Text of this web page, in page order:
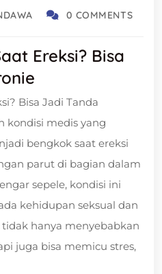
0 COMMENTS
Ereksi? Bisa
Bisa Jadi Tanda
kondisi medis yang
bengkok saat ereksi
parut di bagian dalam
sepele, kondisi ini
kehidupan seksual dan
hanya menyebabkan
juga bisa memicu stres,